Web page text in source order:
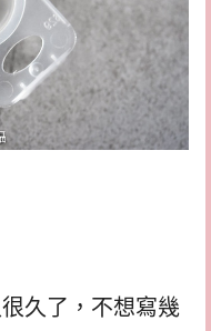
久了，不想寫幾